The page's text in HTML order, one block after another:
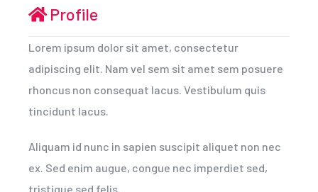
Profile
Lorem ipsum dolor sit amet, consectetur
adipiscing elit. Nam vel sem sit amet sem posuere
rhoncus non consequat lacus. Vestibulum quis
tincidunt lacus.
Aliquam id nunc in sapien suscipit aliquet non nec
ex. Sed enim augue, congue nec imperdiet sed,
tristique sed felis.